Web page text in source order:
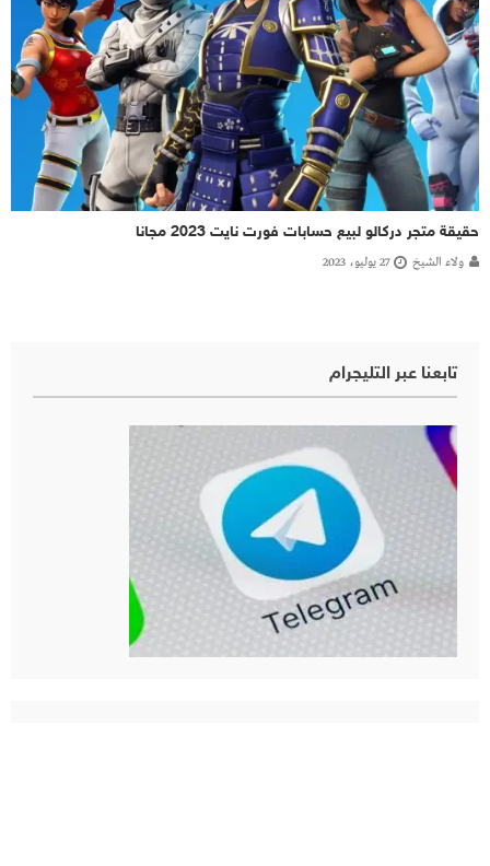
حقيقة متجر دركالو لبيع حسابات فورت نايت 2023 مجانا
ولاء الشيخ 27 يوليو، 2023
تابعنا عبر التليجرام